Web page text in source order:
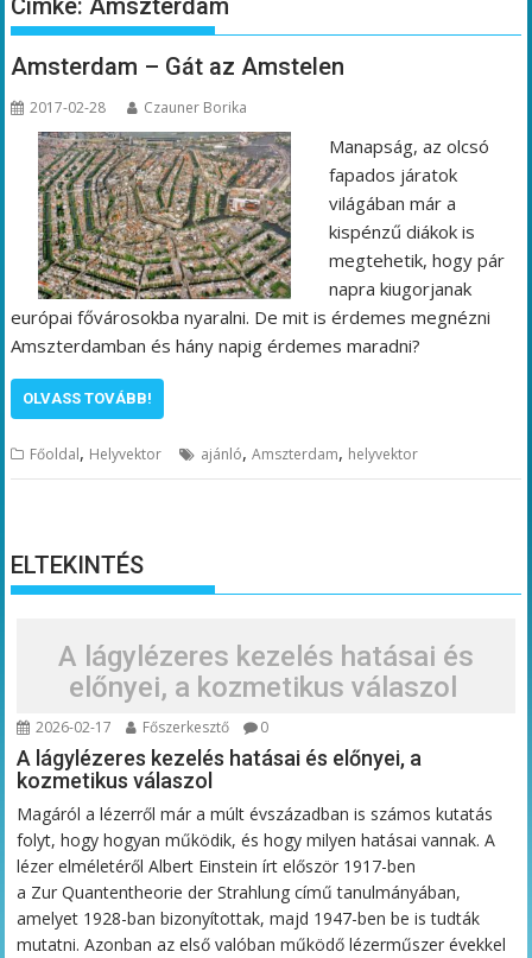
Címke:Amszterdam
Amsterdam – Gát az Amstelen
2017-02-28 Czauner Borika
Manapság, az olcsó
fapados járatok
világában már a
kispénzű diákok is
megtehetik, hogy pár
napra kiugorjanak
európai fővárosokba nyaralni. De mit is érdemes megnézni
Amszterdamban és hány napig érdemes maradni?
OLVASS TOVÁBB!
Főoldal, Helyvektor ajánló,Amszterdam, helyvektor
ELTEKINTÉS
A lágylézeres kezelés hatásai és
előnyei, a kozmetikus válaszol
2026-02-17 Főszerkesztő 0
A lágylézeres kezelés hatásai és előnyei, a
kozmetikus válaszol
Magáról a lézerről már a múlt évszázadban is számos kutatás
folyt, hogy hogyan működik, és hogy milyen hatásai vannak. A
lézer elméletéről Albert Einstein írt először 1917-ben
a Zur Quantentheorie der Strahlung című tanulmányában,
amelyet 1928-ban bizonyítottak, majd 1947-ben be is tudták
mutatni. Azonban az első valóban működő lézerműszer évekkel